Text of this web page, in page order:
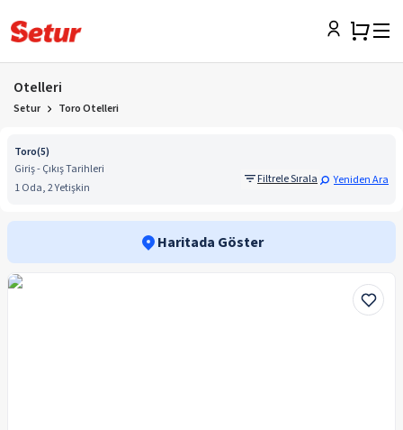
Otelleri
Setur Toro Otelleri
Toro(5)
Giriş - Çıkış Tarihleri
1 Oda, 2 Yetişkin
Filtrele Sırala Yeniden Ara
Haritada Göster